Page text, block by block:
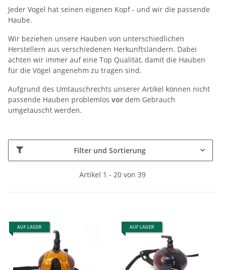
Jeder Vogel hat seinen eigenen Kopf - und wir die passende
Haube.
Wir beziehen unsere Hauben von unterschiedlichen
Herstellern aus verschiedenen Herkunftsländern. Dabei
achten wir immer auf eine Top Qualität, damit die Hauben
für die Vögel angenehm zu tragen sind.
Aufgrund des Umtauschrechts unserer Artikel können nicht
passende Hauben problemlos vor dem Gebrauch
umgetauscht werden.
Filter und Sortierung
Artikel 1 - 20 von 39
AUF LAGER AUF LAGER